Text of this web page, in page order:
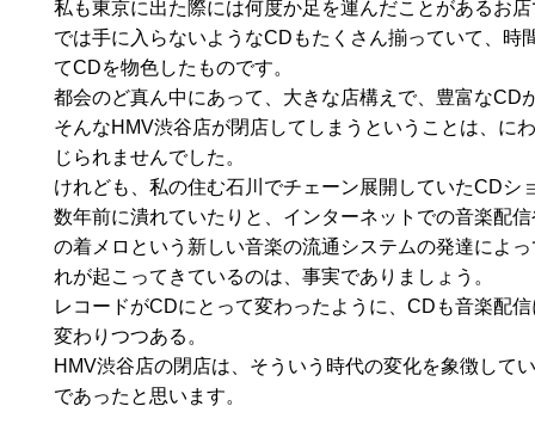
私も東京に出た際には何度か足を運んだことがあるお
では手に入らないようなCDもたくさん揃っていて、時
てCDを物色したものです。
都会のど真ん中にあって、大きな店構えで、豊富なCD
そんなHMV渋谷店が閉店してしまうということは、に
じられませんでした。
けれども、私の住む石川でチェーン展開していたCDシ
数年前に潰れていたりと、インターネットでの音楽配
の着メロという新しい音楽の流通システムの発達によ
れが起こってきているのは、事実でありましょう。
レコードがCDにとって変わったように、CDも音楽配
変わりつつある。
HMV渋谷店の閉店は、そういう時代の変化を象徴して
であったと思います。